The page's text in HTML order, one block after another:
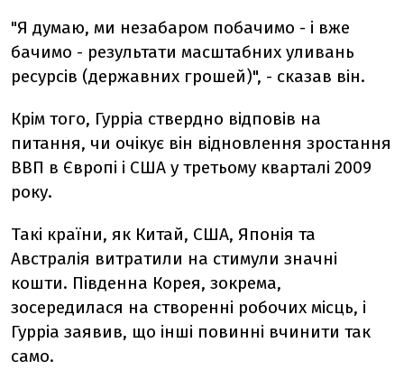
"Я думаю, ми незабаром побачимо - і вже
бачимо - результати масштабних уливань
ресурсів (державних грошей)", - сказав він.
Крім того, Гурріа ствердно відповів на
питання, чи очікує він відновлення зростання
ВВП в Європі і США у третьому кварталі 2009
року.
Такі країни, як Китай, США, Японія та
Австралія витратили на стимули значні
кошти. Південна Корея, зокрема,
зосередилася на створенні робочих місць, і
Гурріа заявив, що інші повинні вчинити так
само.